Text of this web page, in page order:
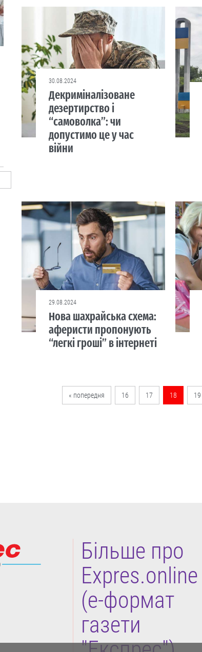
30.08.2024
Декриміналізоване
дезертирство і
“самоволка”: чи
допустимо це у час
війни
29.08.2024
Нова шахрайська схема:
аферисти пропонують
“легкі гроші” в інтернеті
« попередня 16 17 18 19
Більше про
Expres.online
(e-формат
газети